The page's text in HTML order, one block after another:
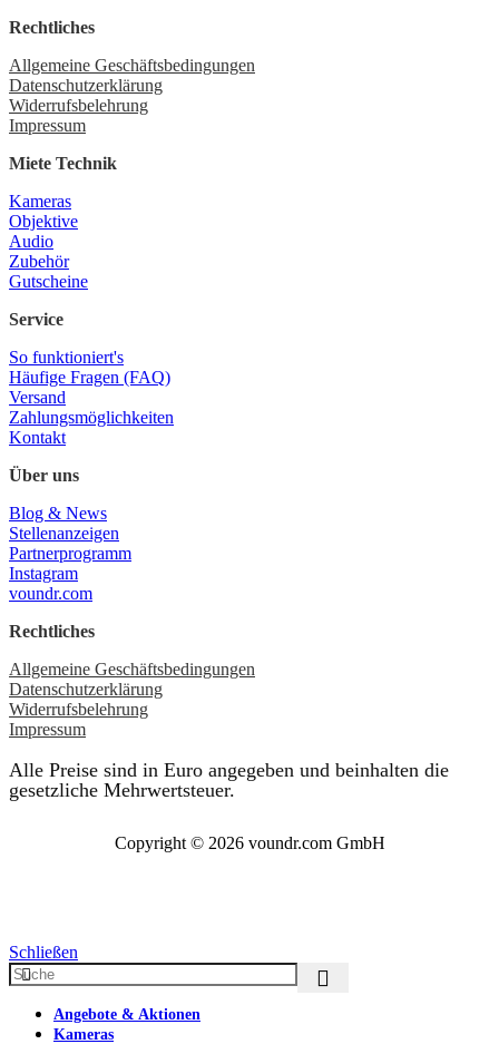
Rechtliches
Allgemeine Geschäftsbedingungen
Datenschutzerklärung
Widerrufsbelehrung
Impressum
Miete Technik
Kameras
Objektive
Audio
Zubehör
Gutscheine
Service
So funktioniert's
Häufige Fragen (FAQ)
Versand
Zahlungsmöglichkeiten
Kontakt
Über uns
Blog & News
Stellenanzeigen
Partnerprogramm
Instagram
voundr.com
Rechtliches
Allgemeine Geschäftsbedingungen
Datenschutzerklärung
Widerrufsbelehrung
Impressum
Alle Preise sind in Euro angegeben und beinhalten die
gesetzliche Mehrwertsteuer.
Copyright © 2026 voundr.com GmbH
Schließen
Angebote & Aktionen
Kameras